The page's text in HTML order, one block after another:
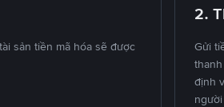
sản tiền mã hóa sẽ được
2.
Gửi
định